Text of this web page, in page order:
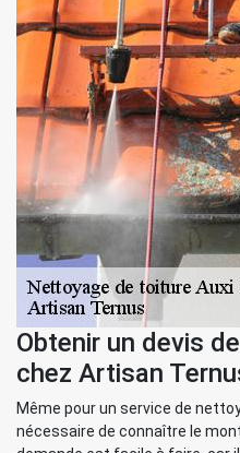
Obtenir un devis
chez Artisan
Même pour un service de
nécessaire de connaître le